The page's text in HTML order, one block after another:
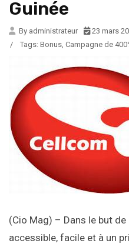
Guinée
By administrateur
23 mars
/
Tags: Bonus Campagne de
(Cio Mag) – Dans le but
accessible, facile et à un